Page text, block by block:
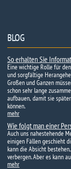
BLOG
So erhalten Sie
Eine wichtige Rolle für
und sorgfältige
Großen und Ganzen
schon sehr lange
aufbauen, damit sie
können.
mehr
Wie folgt man einer
Auch uns nahestehende
einigen Fällen geschieht
kann die Absicht
verbergen. Aber es kann
mehr